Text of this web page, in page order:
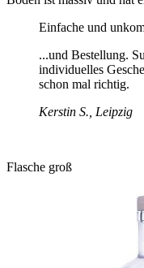
Einfache und
...und Bestellung.
individuelles
schon mal richtig.
Kerstin S., Leipzig
Flasche groß